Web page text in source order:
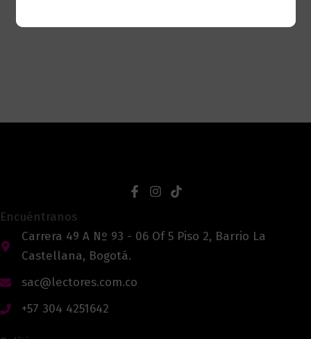
Encuéntranos
Carrera 49 A Nº 93 - 06 Of 5 Piso 2, Barrio La
Castellana, Bogotá.
sac@lectores.com.co
+57 304 4251642